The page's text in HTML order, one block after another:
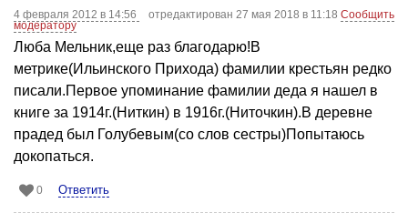
4 февраля 2012 в 14:56 отредактирован 27 мая 2018 в 11:18 Сообщить
модератору
Люба Мельник,еще раз благодарю!В
метрике(Ильинского Прихода) фамилии крестьян редко
писали.Первое упоминание фамилии деда я нашел в
книге за 1914г.(Ниткин) в 1916г.(Ниточкин).В деревне
прадед был Голубевым(со слов сестры)Попытаюсь
докопаться.
0 Ответить